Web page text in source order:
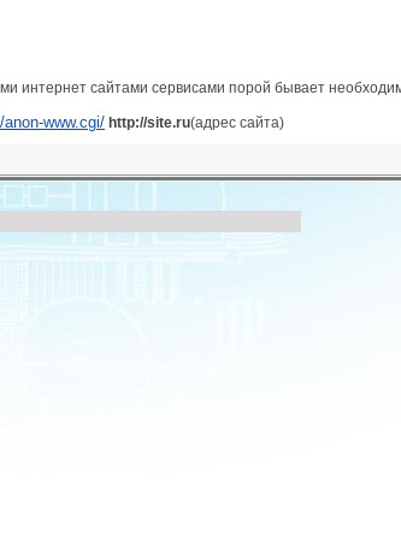
интернет сайтами сервисами порой бывает
www.cgi/ http://site.ru(адрес сайта)